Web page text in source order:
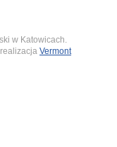
w Katowicach.
realizacja Vermont